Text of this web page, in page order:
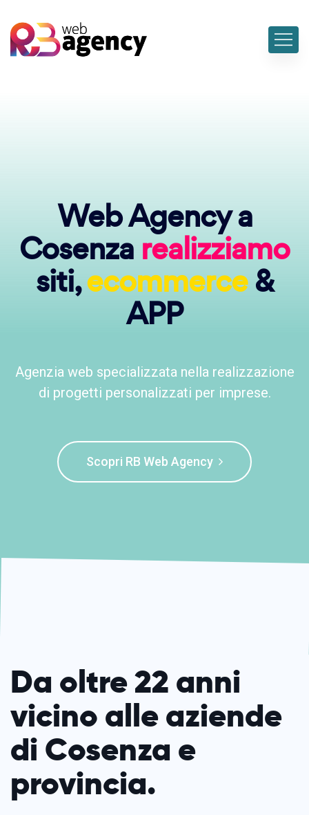
Web Agency a
Cosenza realizziamo
siti,ecommerce&
APP
Agenzia web specializzata nella realizzazione
di progetti personalizzati per imprese.
Scopri RB Web Agency
Da oltre 22 anni
vicino alle aziende
di Cosenza e
provincia.